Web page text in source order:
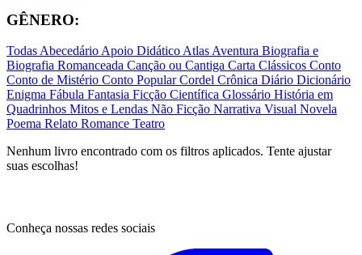
GÊNERO:
TodasAbecedárioApoio DidáticoAtlasAventura Biografia e
Biografia Romanceada Canção ou Cantiga Carta Clássicos Conto
Conto de Mistério Conto PopularCordel Crônica Diário Dicionário
Enigma Fábula Fantasia Ficção Científica Glossário História em
Quadrinhos Mitos e Lendas Não Ficção Narrativa Visual Novela
Poema Relato Romance Teatro
Nenhum livro encontrado com os filtros aplicados. Tente ajustar
suas escolhas!
Conheça nossas redes sociais